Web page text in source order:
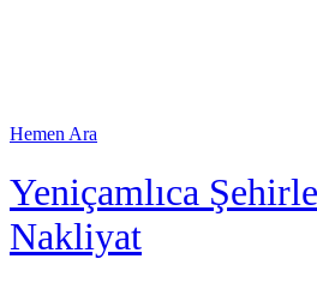
Hemen Ara
Yeniçamlıca
Nakliyat